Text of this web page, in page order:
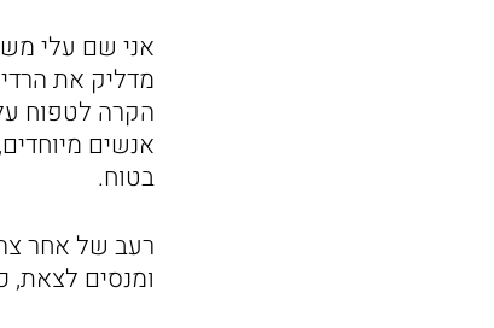
אני שם עלי
מדליק את
הקרה לטפוח
אנשים
בטוח.
רעב של אחר
ומנסים לצאת,